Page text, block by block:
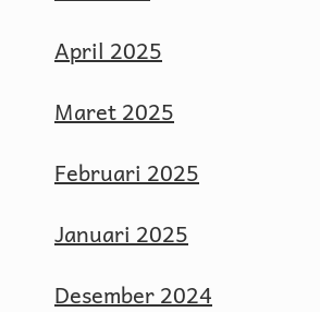
April 2025
Maret 2025
Februari 2025
Januari 2025
Desember 2024